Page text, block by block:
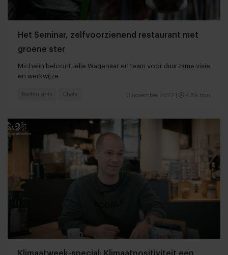
Het Seminar, zelfvoorzienend restaurant met
groene ster
Michelin beloont Jelle Wagenaar en team voor duurzame visie
en werkwijze
3 november 2022 | 4:59 min
Restaurants Chefs